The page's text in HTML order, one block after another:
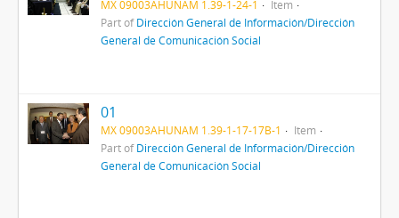
MX 09003AHUNAM 1.39-1-24-1
Item
Part ofDirección General de Información/Dirección
General de Comunicación Social
01
MX 09003AHUNAM 1.39-1-17-17B-1
Item
Part ofDirección General de Información/Dirección
General de Comunicación Social